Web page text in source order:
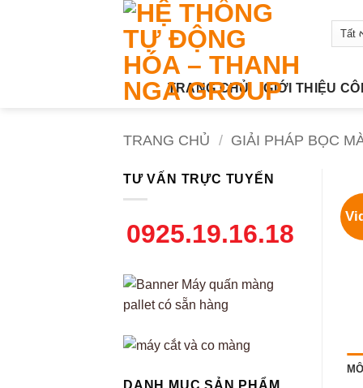
TRANG CHỦ GIỚI THIỆU
TRANG CHỦ / GIẢI PHÁP BỌC
TƯ VẤN TRỰC TUYẾN
0925.19.16.18
DANH MỤC SẢN PHẨM